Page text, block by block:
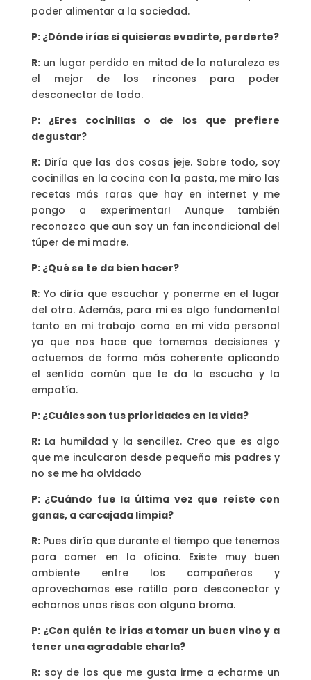
poder alimentar a la sociedad.
P: ¿Dónde irías si quisieras evadirte, perderte?
R:un lugar perdido en mitad de la naturaleza es
el mejor de los rincones para poder
desconectar de todo.
P: ¿Eres cocinillas o de los que prefiere
degustar?
R:Diría que las dos cosas jeje. Sobre todo, soy
cocinillas en la cocina con la pasta, me miro las
recetas más raras que hay en internet y me
pongo a experimentar! Aunque también
reconozco que aun soy un fan incondicional del
túper de mi madre.
P: ¿Qué se te da bien hacer?
R: Yo diría que escuchar y ponerme en el lugar
del otro. Además, para mi es algo fundamental
tanto en mi trabajo como en mi vida personal
ya que nos hace que tomemos decisiones y
actuemos de forma más coherente aplicando
el sentido común que te da la escucha y la
empatía.
P: ¿Cuáles son tus prioridades en la vida?
R:La humildad y la sencillez. Creo que es algo
que me inculcaron desde pequeño mis padres y
no se me ha olvidado
P: ¿Cuándo fue la última vez que reíste con
ganas, a carcajada limpia?
R:Pues diría que durante el tiempo que tenemos
para comer en la oficina. Existe muy buen
ambiente entre los compañeros y
aprovechamos ese ratillo para desconectar y
echarnos unas risas con alguna broma.
P: ¿Con quién te irías a tomar un buen vino y a
tener una agradable charla?
R:soy de los que me gusta irme a echarme un